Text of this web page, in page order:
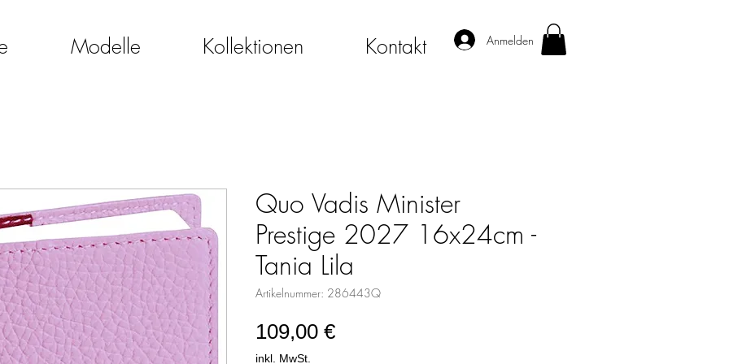
Modelle Kollektionen Kontakt Anmelden
Quo Vadis Minister
Prestige 2027 16x24cm -
Tania Lila
Artikelnummer: 286443Q
109,00 €Preis
inkl. MwSt.